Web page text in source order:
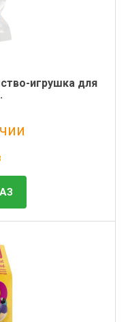
игрушка для